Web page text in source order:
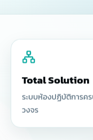
Total Solution
ระบบห้องปฏิบัติการค
วงจร